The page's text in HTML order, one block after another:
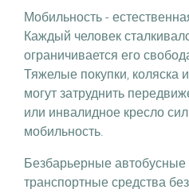
Мобильность -
Каждый человек
ограничивается его
Тяжелые покупки, коляска
могут затруднить
или инвалидное кресло
мобильность.
Безбарьерные автобусные
транспортные средства